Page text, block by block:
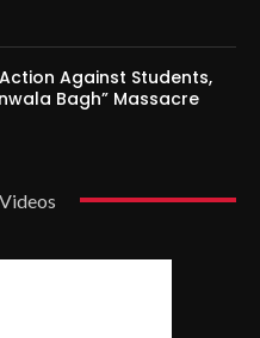
Against Students,
Bagh” Massacre